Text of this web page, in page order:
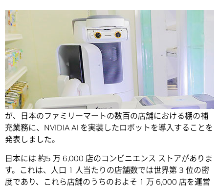
Share
本日、東京発のスタートアップ企業であるTelexistence
が、日本のファミリーマートの数百の店舗における棚の補
充業務に、NVIDIA AI を実装したロボットを導入することを
発表しました。
日本には 約5 万 6,000 店のコンビニエンス ストアがありま
す。これは、人口 1 人当たりの店舗数では世界第 3 位の密
度であり、これら店舗のうちのおよそ 1 万 6,000 店を運営